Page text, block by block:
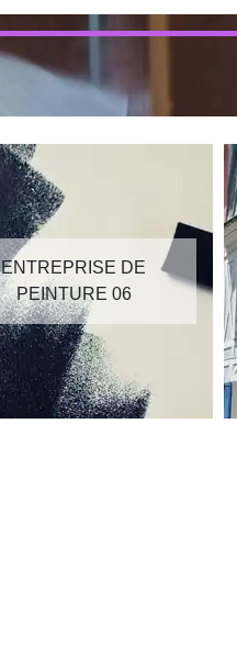
ENTREPRISE DE
PEINTURE 06